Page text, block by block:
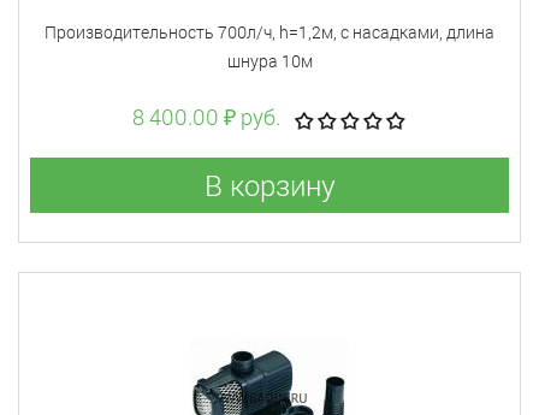
Производительность 700л/ч, h=1,2м, с насадками, длина
шнура 10м
8 400.00 ₽ руб.
В корзину